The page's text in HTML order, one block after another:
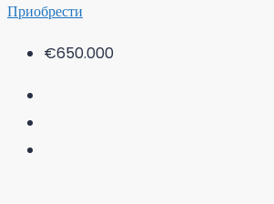
Приобрести
€650.000